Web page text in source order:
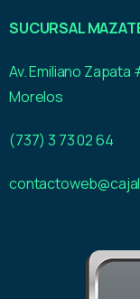
SUCURSAL
Av. Emiliano
Morelos
(737) 3 73 02 64